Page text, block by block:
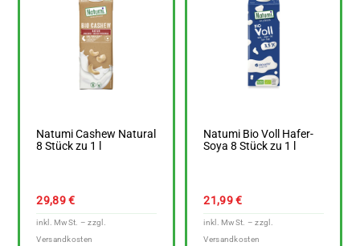
Natumi Cashew Natural
8 Stück zu 1 l
29,89€
Natumi Bio Voll Hafer-
Soya 8 Stück zu 1 l
21,99€